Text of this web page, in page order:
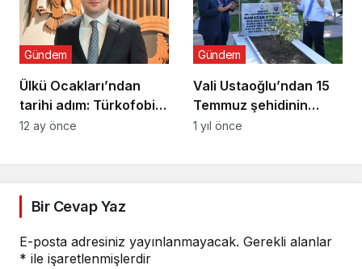
Ülkü Ocakları’ndan
tarihi adım: Türkofobi
İzleme Merkezi
Gündem
12 ay önce
Vali Ustaoğlu’ndan 15
Temmuz şehidinin
ailesine ziyaret
Gündem
1 yıl önce
Bir Cevap Yaz
E-posta adresiniz yayınlanmayacak. Gerekli alanlar
* ile işaretlenmişlerdir